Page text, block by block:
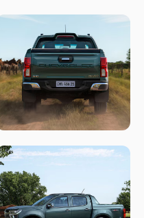
fuerza y presencia.
incorpora paneles
encendido remoto del
MyLink de 11” con
brindando confort y
una plataforma sólida y
los más avanzados
para cualquier desafío.
confiable y resistente